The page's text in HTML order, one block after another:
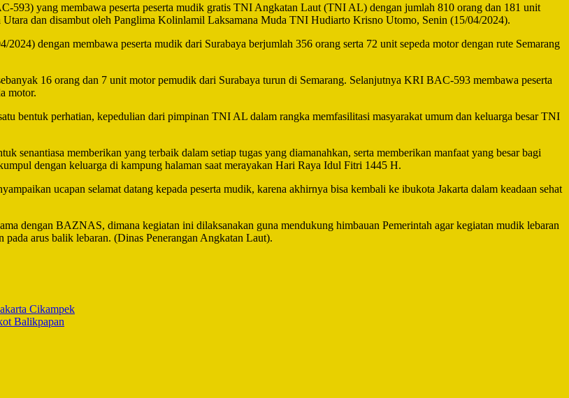
yang membawa peserta peserta mudik gratis TNI Angkatan Laut (TNI AL) dengan jumlah 810 orang dan 181 unit
dan disambut oleh Panglima Kolinlamil Laksamana Muda TNI Hudiarto Krisno Utomo, Senin (15/04/2024).
dengan membawa peserta mudik dari Surabaya berjumlah 356 orang serta 72 unit sepeda motor dengan rute Semarang
16 orang dan 7 unit motor pemudik dari Surabaya turun di Semarang. Selanjutnya KRI BAC-593 membawa peserta
motor.
bentuk perhatian, kepedulian dari pimpinan TNI AL dalam rangka memfasilitasi masyarakat umum dan keluarga besar TNI
senantiasa memberikan yang terbaik dalam setiap tugas yang diamanahkan, serta memberikan manfaat yang besar bagi
dengan keluarga di kampung halaman saat merayakan Hari Raya Idul Fitri 1445 H.
ucapan selamat datang kepada peserta mudik, karena akhirnya bisa kembali ke ibukota Jakarta dalam keadaan sehat
dengan BAZNAS, dimana kegiatan ini dilaksanakan guna mendukung himbauan Pemerintah agar kegiatan mudik lebaran
pada arus balik lebaran. (Dinas Penerangan Angkatan Laut).
Cikampek
Balikpapan